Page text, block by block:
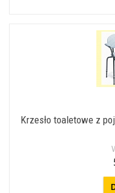
Krzesło toaletowe z